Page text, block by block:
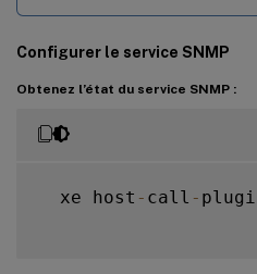
Configurer le service SNMP
Obtenez l’état du service SNMP :
  xe host
- call -